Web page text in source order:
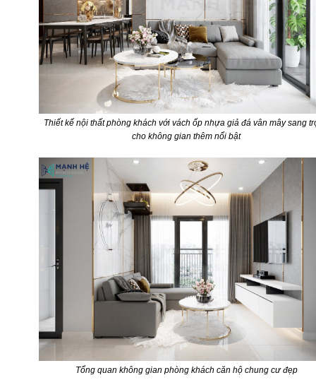
Thiết kế nội thất phòng khách với vách ốp nhựa giả đá vân mây sang
cho không gian thêm nổi bật
Tổng quan không gian phòng khách căn hộ chung cư đẹp